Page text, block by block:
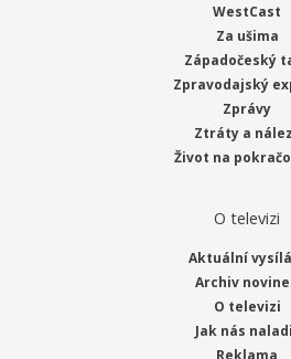
WestCast
Za ušima
Západočeský
Zpravodajský
Zprávy
Ztráty a
Život na
O televizi
Aktuální
Archiv
O televizi
Jak nás